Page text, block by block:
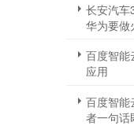
长安汽车
华为要做
百度智能
应用
百度智能
者一句话